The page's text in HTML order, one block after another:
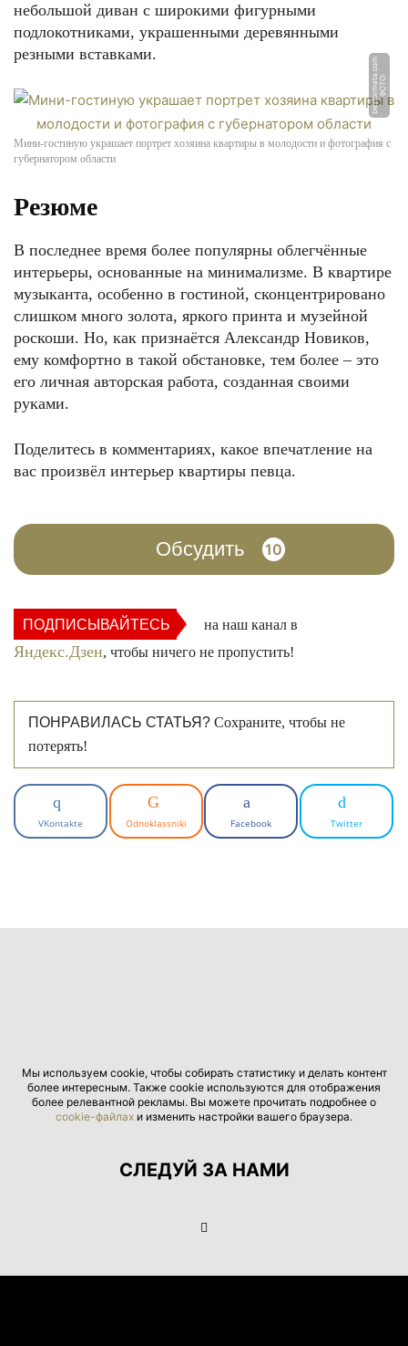
небольшой диван с широкими фигурными
подлокотниками, украшенными деревянными
резными вставками.
Ф
О
Т
О:
b
e
z
f
o
r
m
a
t
a.
c
o
m
Мини-гостиную украшает портрет хозяина квартиры в молодости и фотография с
губернатором области
Резюме
В последнее время более популярны облегчённые
интерьеры, основанные на минимализме. В квартире
музыканта, особенно в гостиной, сконцентрировано
слишком много золота, яркого принта и музейной
роскоши. Но, как признаётся Александр Новиков,
ему комфортно в такой обстановке, тем более ‒ это
его личная авторская работа, созданная своими
руками.
Поделитесь в комментариях, какое впечатление на
вас произвёл интерьер квартиры певца.
Обсудить 10
ПОДПИСЫВАЙТЕСЬ на наш канал в
Яндекс.Дзен, чтобы ничего не пропустить!
ПОНРАВИЛАСЬ СТАТЬЯ? Сохраните, чтобы не
потерять!
VKontakte Odnoklassniki Facebook Twitter
Мы используем cookie, чтобы собирать статистику и делать контент
более интересным. Также cookie используются для отображения
более релевантной рекламы. Вы можете прочитать подробнее о
cookie-файлах и изменить настройки вашего браузера.
СЛЕДУЙ ЗА НАМИ